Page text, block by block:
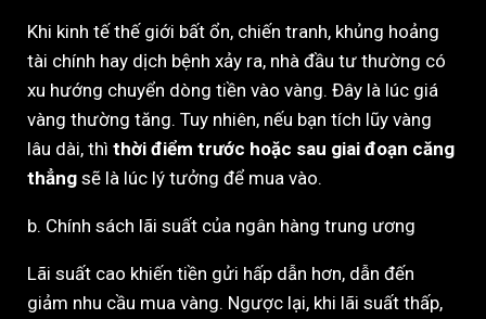
Khi kinh tế thế giới bất ổn, chiến tranh, khủng hoảng
tài chính hay dịch bệnh xảy ra, nhà đầu tư thường có
xu hướng chuyển dòng tiền vào vàng. Đây là lúc giá
vàng thường tăng. Tuy nhiên, nếu bạn tích lũy vàng
lâu dài, thì thời điểm trước hoặc sau giai đoạn căng
thẳng sẽ là lúc lý tưởng để mua vào.
b. Chính sách lãi suất của ngân hàng trung ương
Lãi suất cao khiến tiền gửi hấp dẫn hơn, dẫn đến
giảm nhu cầu mua vàng. Ngược lại, khi lãi suất thấp,